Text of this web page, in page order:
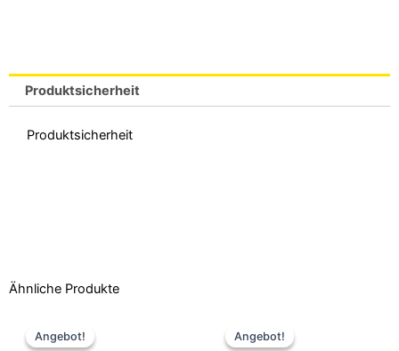
Produktsicherheit
Produktsicherheit
Ähnliche Produkte
Angebot!
Angebot!
Preis
war:
Angebot!
Angebot!
Preis
war: